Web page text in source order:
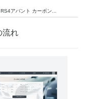
アバント カーボン...
流れ